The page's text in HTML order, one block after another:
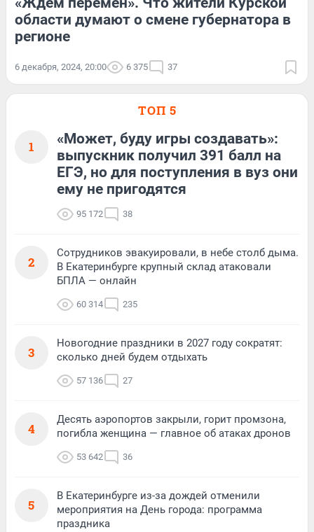
области думают о смене губернатора в
регионе
6 декабря, 2024, 20:00 6 375 37
ТОП 5
1
«Может, буду игры создавать»:
выпускник получил 391 балл на
ЕГЭ, но для поступления в вуз они
ему не пригодятся
95 172 38
2
Сотрудников эвакуировали, в небе столб дыма.
В Екатеринбурге крупный склад атаковали
БПЛА — онлайн
60 314 235
3
Новогодние праздники в 2027 году сократят:
сколько дней будем отдыхать
57 136 27
4
Десять аэропортов закрыли, горит промзона,
погибла женщина — главное об атаках дронов
53 642 36
5
В Екатеринбурге из-за дождей отменили
мероприятия на День города: программа
праздника